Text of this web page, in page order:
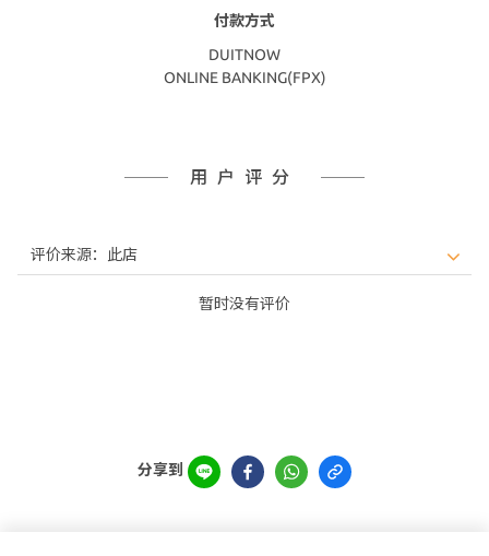
付款方式
DUITNOW
ONLINE BANKING(FPX)
用户评分
暂时没有评价
分享到